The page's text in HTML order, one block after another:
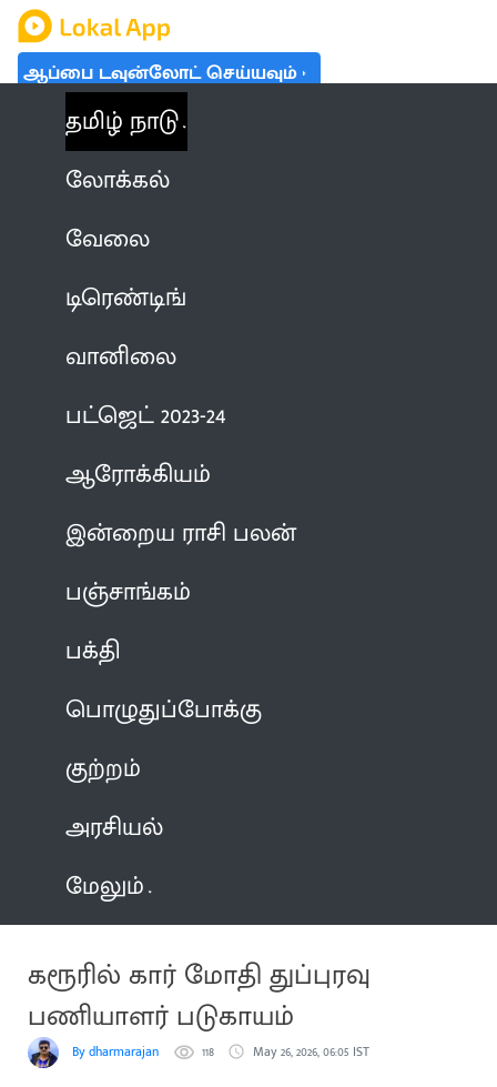
ஆப்பை டவுன்லோட் செய்யவும்
தமிழ் நாடு
லோக்கல்
வேலை
டிரெண்டிங்
வானிலை
பட்ஜெட் 2023-24
ஆரோக்கியம்
இன்றைய ராசி பலன்
பஞ்சாங்கம்
பக்தி
பொழுதுப்போக்கு
குற்றம்
அரசியல்
மேலும்
கரூரில் கார் மோதி துப்புரவு
பணியாளர் படுகாயம்
By dharmarajan 118 May 26, 2026, 06:05 IST